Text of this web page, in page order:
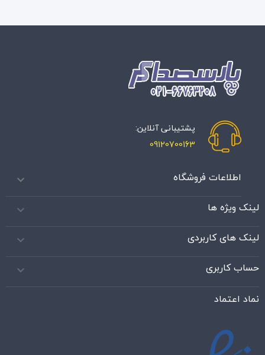
پشتیبانی آنلاین:
09120700163
اطلاعات فروشگاه 
لینک ویژه ها 
لینک های کاربردی 
حساب کاربری 
نماد اعتماد